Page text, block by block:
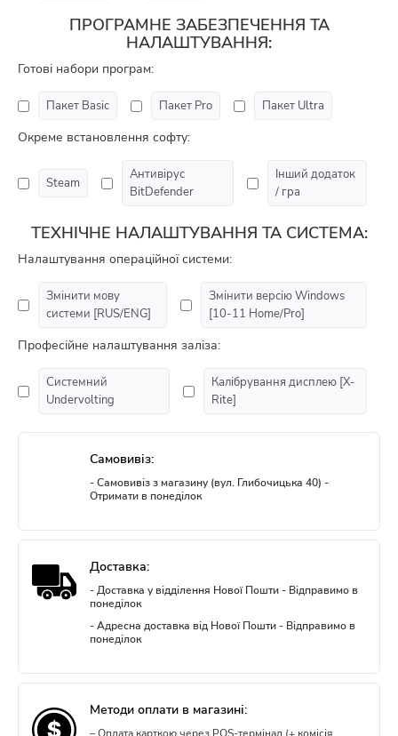
ПРОГРАМНЕ ЗАБЕЗПЕЧЕННЯ ТА
НАЛАШТУВАННЯ:
Готові набори програм:
Пакет Basic Пакет Pro Пакет Ultra
Окреме встановлення софту:
Steam
Антивірус
BitDefender
Інший додаток
/ гра
ТЕХНІЧНЕ НАЛАШТУВАННЯ ТА СИСТЕМА:
Налаштування операційної системи:
Змінити мову
системи [RUS/ENG]
Змінити версію Windows
[10-11 Home/Pro]
Професійне налаштування заліза:
Системний
Undervolting
Калібрування дисплею [X-
Rite]
Самовивіз:
- Самовивіз з магазину (вул. Глибочицька 40) -
Отримати в понеділок
Доставка:
- Доставка у відділення Нової Пошти - Відправимо в
понеділок
- Адресна доставка від Нової Пошти - Відправимо в
понеділок
Методи оплати в магазині: